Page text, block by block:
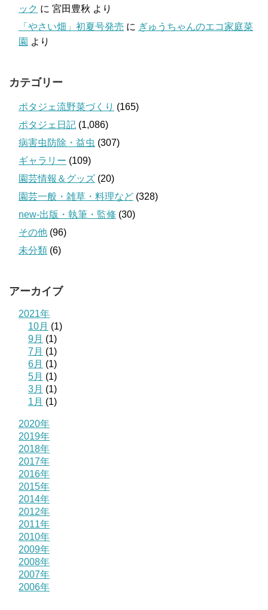
ック に 宮田豊秋 より
「やさい畑」初夏号発売 に ぎゅうちゃんのエコ家庭菜
園 より
カテゴリー
ポタジェ流野菜づくり (165)
ポタジェ日記 (1,086)
病害虫防除・益虫 (307)
ギャラリー (109)
園芸情報＆グッズ (20)
園芸一般・雑草・料理など (328)
new-出版・執筆・監修 (30)
その他 (96)
未分類 (6)
アーカイブ
2021年
10月 (1)
9月 (1)
7月 (1)
6月 (1)
5月 (1)
3月 (1)
1月 (1)
2020年
2019年
2018年
2017年
2016年
2015年
2014年
2012年
2011年
2010年
2009年
2008年
2007年
2006年